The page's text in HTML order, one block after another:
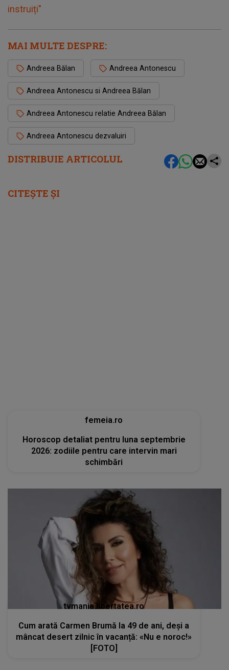
DISTRIBUIE ARTICOLUL
instruiți"
MAI MULTE DESPRE:
Andreea Bălan Andreea Antonescu
Andreea Antonescu si Andreea Bălan
Andreea Antonescu relatie Andreea Bălan
Andreea Antonescu dezvaluiri
CITEȘTE ȘI
femeia.ro
Horoscop detaliat pentru luna septembrie
2026: zodiile pentru care intervin mari
schimbări
tvmania.libertatea.ro
Cum arată Carmen Brumă la 49 de ani, deși a
mâncat desert zilnic în vacanță: «Nu e noroc!»
[FOTO]